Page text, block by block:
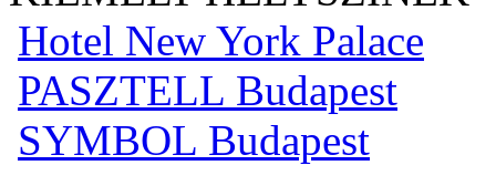
Hotel New York Palace
PASZTELL Budapest
SYMBOL Budapest